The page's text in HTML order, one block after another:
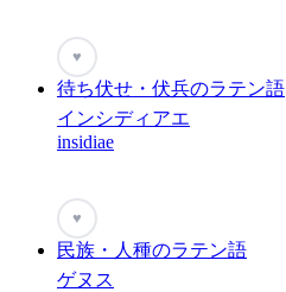
♥
待ち伏せ・伏兵のラテン語
インシディアエ
insidiae
♥
民族・人種のラテン語
ゲヌス